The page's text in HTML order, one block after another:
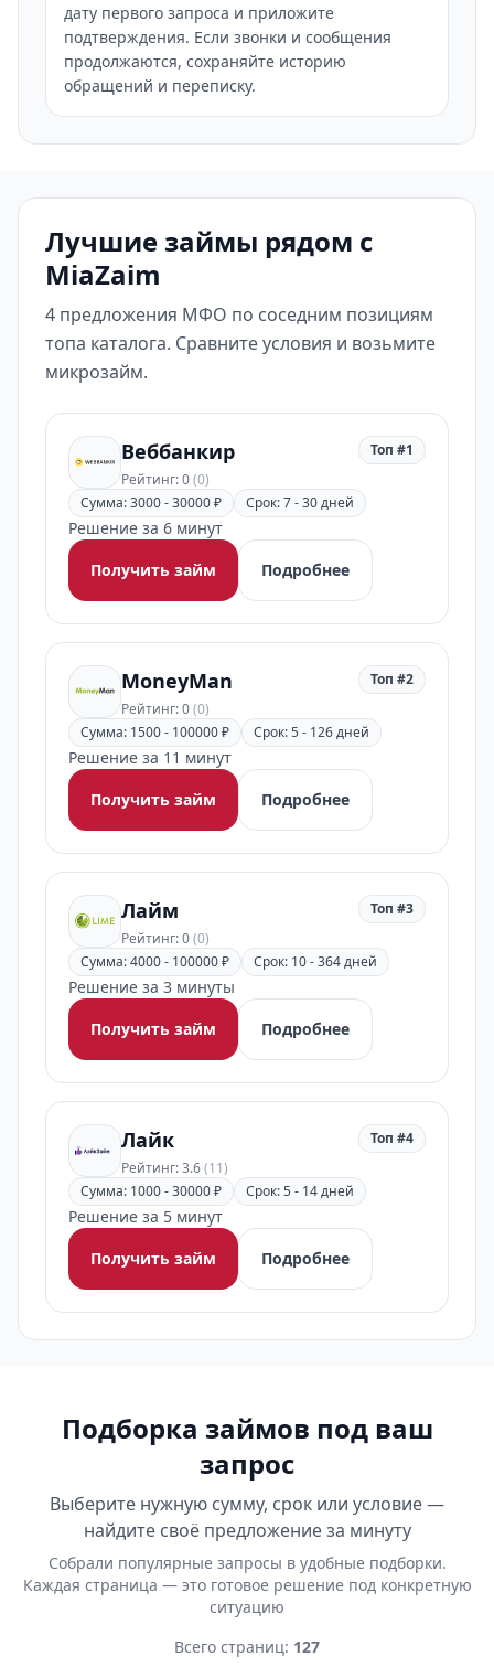
дату первого запроса и приложите
подтверждения. Если звонки и сообщения
продолжаются, сохраняйте историю
обращений и переписку.
Лучшие займы рядом с
MiaZaim
4 предложения МФО по соседним позициям
топа каталога. Сравните условия и возьмите
микрозайм.
Веббанкир
Рейтинг: 0(0)
Топ #1
Сумма: 3000 - 30000 ₽ Срок: 7 - 30 дней
Решение за 6 минут
Получить займ
Подробнее
MoneyMan
Рейтинг: 0(0)
Топ #2
Сумма: 1500 - 100000 ₽ Срок: 5 - 126 дней
Решение за 11 минут
Получить займ
Подробнее
Лайм
Рейтинг: 0(0)
Топ #3
Сумма: 4000 - 100000 ₽ Срок: 10 - 364 дней
Решение за 3 минуты
Получить займ
Подробнее
Лайк
Рейтинг: 3.6(11)
Топ #4
Сумма: 1000 - 30000 ₽ Срок: 5 - 14 дней
Решение за 5 минут
Получить займ
Подробнее
Подборка займов под ваш
запрос
Выберите нужную сумму, срок или условие —
найдите своё предложение за минуту
Собрали популярные запросы в удобные подборки.
Каждая страница — это готовое решение под конкретную
ситуацию
Всего страниц: 127